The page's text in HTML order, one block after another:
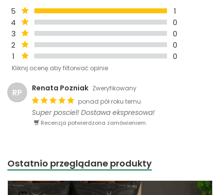
5
1
4
0
3
0
2
0
1
0
Kliknij ocenę aby filtorwać opinie
RP Renata Pozniak Zweryfikowany
ponad pół roku temu
Super posciel! Dostawa ekspresowa!
Recenzja potwierdzona zamówieniem.
Ostatnio przeglądane produkty